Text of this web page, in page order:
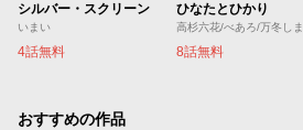
シルバー・スクリーン
いまい
4話無料
ひなたとひかり
高杉六花/べあろ/万冬しま
8話無料
おすすめの作品